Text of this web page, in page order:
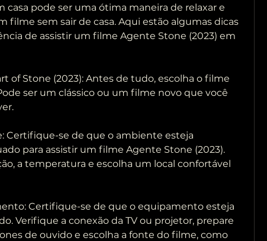
filme sem sair de casa. Aqui estão algumas dicas
de assistir um filme Agente Stone (2023) em
ser um clássico ou um filme novo que você
para assistir um filme Agente Stone (2023).
a temperatura e escolha um local confortável
Verifique a conexão da TV ou projetor, prepare
de ouvido e escolha a fonte do filme, como